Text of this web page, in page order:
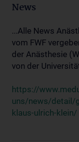
News
...Alle News
vom FWF
der Anästhesie
von der
https://
uns/news/detail/
klaus-ulrich-klein/